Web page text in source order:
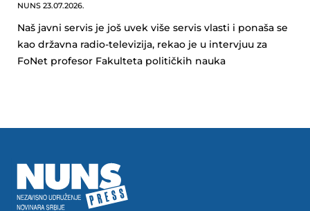
NUNS 23.07.2026.
Naš javni servis je još uvek više servis vlasti i ponaša se
kao državna radio-televizija, rekao je u intervjuu za
FoNet profesor Fakulteta političkih nauka